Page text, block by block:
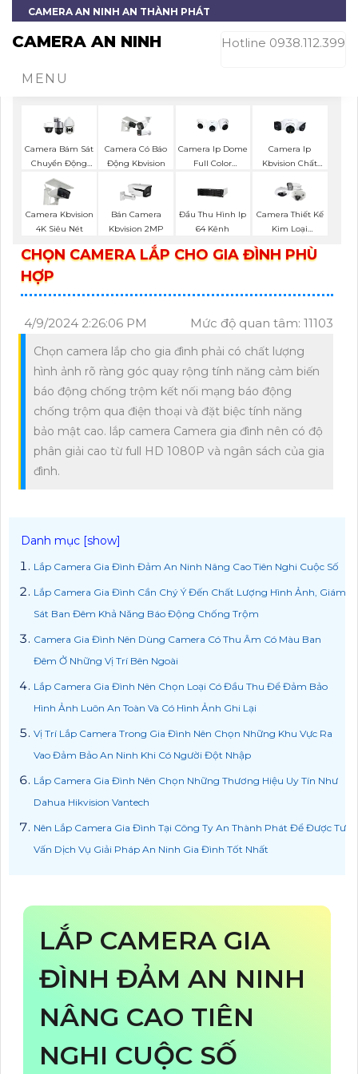
CAMERA AN NINH AN THÀNH PHÁT
CAMERA AN NINH Hotline 0938.112.399
MENU
Camera Bám Sát
Chuyển Động
Kbvision
Camera Có Báo
Động Kbvision
Camera Ip Dome
Full Color
Camera Ip
Kbvision Chất
Camera Kbvision
4K Siêu Nét
Bán Camera
Kbvision 2MP
Đầu Thu Hình Ip
64 Kênh
Camera Thiết Kế
Kim Loại
CHỌN CAMERA LẮP CHO GIA ĐÌNH PHÙ
HỢP
4/9/2024 2:26:06 PM Mức độ quan tâm: 11103
Chọn camera lắp cho gia đình phải có chất lượng
hình ảnh rõ ràng góc quay rộng tính năng cảm biến
báo động chống trộm kết nối mạng báo động
chống trộm qua điện thoại và đặt biệc tính năng
bảo mật cao. lắp camera Camera gia đình nên có độ
phân giải cao từ full HD 1080P và ngân sách của gia
đình.
Lắp Camera Gia Đình Đảm An Ninh Nâng Cao Tiên Nghi Cuộc Số
Lắp Camera Gia Đình Cần Chý Ý Đến Chất Lượng Hình Ảnh, Giám
Sát Ban Đêm Khả Năng Báo Động Chống Trộm
Camera Gia Đình Nên Dùng Camera Có Thu Âm Có Màu Ban
Đêm Ở Những Vị Trí Bên Ngoài
Lắp Camera Gia Đình Nên Chọn Loại Có Đầu Thu Để Đảm Bảo
Hình Ảnh Luôn An Toàn Và Có Hình Ảnh Ghi Lại
Vị Trí Lắp Camera Trong Gia Đình Nên Chọn Những Khu Vực Ra
Vao Đảm Bảo An Ninh Khi Có Người Đột Nhập
Lắp Camera Gia Đình Nên Chọn Những Thương Hiệu Uy Tín Như
Dahua Hikvision Vantech
Nên Lắp Camera Gia Đình Tại Công Ty An Thành Phát Để Được Tư
Vấn Dịch Vụ Giải Pháp An Ninh Gia Đình Tốt Nhất
LẮP CAMERA GIA
ĐÌNH ĐẢM AN NINH
NÂNG CAO TIÊN
NGHI CUỘC SỐ